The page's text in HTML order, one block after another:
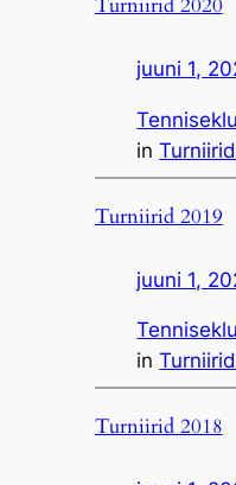
Turniirid 2020
juuni 1,
in
Turniirid 2019
juuni 1,
in
Turniirid 2018